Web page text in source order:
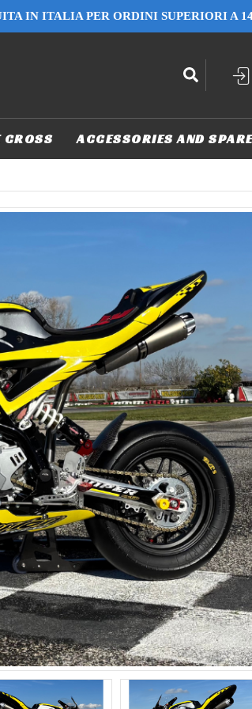
IN ITALIA PER ORDINI SUPERIORI A
CROSS ACCESSORIES AND